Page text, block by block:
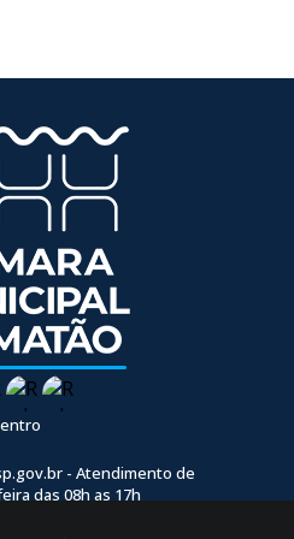
- Atendimento de
das 08h as 17h